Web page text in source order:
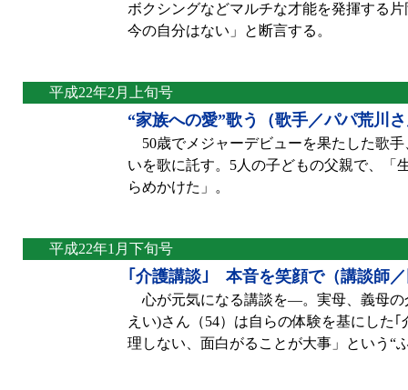
ボクシングなどマルチな才能を発揮する
今の自分はない」と断言する。
平成22年2月上旬号
“家族への愛”歌う（歌手／パパ荒川
50歳でメジャーデビューを果たした歌
いを歌に託す。5人の子どもの父親で、「
らめかけた」。
平成22年1月下旬号
｢介護講談｣ 本音を笑顔で（講談師
心が元気になる講談を―。実母、義母の
えい)さん（54）は自らの体験を基にした
理しない、面白がることが大事」という“